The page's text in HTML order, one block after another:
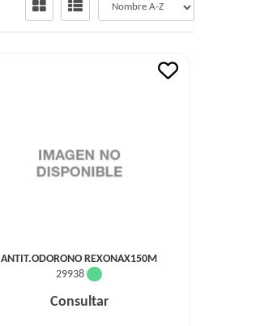
ANTIT.ODORONO REXONAX150M
29938
Consultar